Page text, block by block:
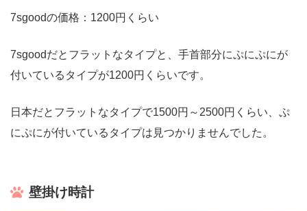
7sgoodの価格：1200円くらい
7sgoodだとフラットなタイプと、手首部分にぷにぷにが
付いているタイプが1200円くらいです。
日本だとフラットなタイプで1500円～2500円くらい、ぷ
にぷにが付いているタイプは見つかりませんでした。
壁掛け時計